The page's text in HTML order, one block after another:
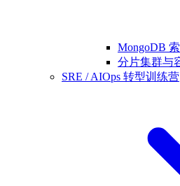
MongoDB
分片集群与
SRE / AIOps 转型训练营